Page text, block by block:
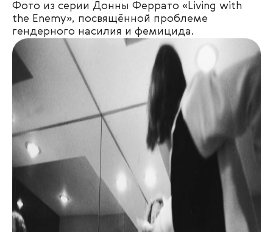
Фото из серии Донны Феррато «Living with
the Enemy», посвящённой проблеме
гендерного насилия и фемицида.